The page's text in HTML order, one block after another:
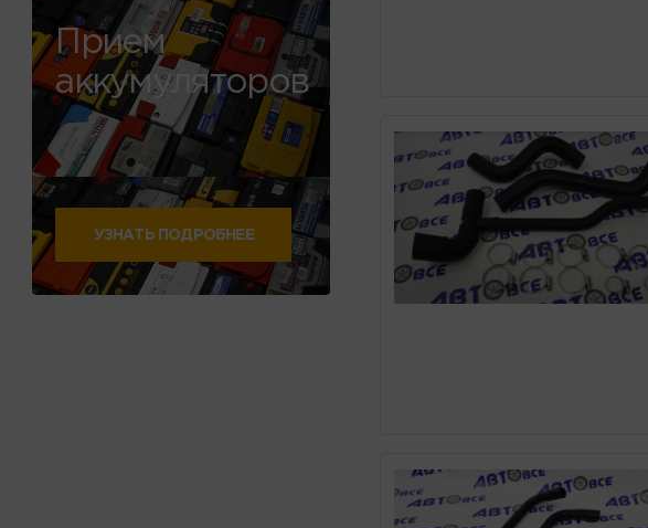
Прием
аккумуляторов
УЗНАТЬ ПОДРОБНЕЕ